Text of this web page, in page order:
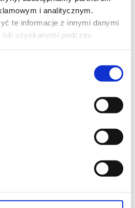
i analitycznym.
te informacje z innymi danymi
uzyskanymi podczas